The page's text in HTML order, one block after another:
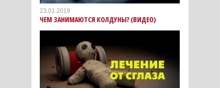
23.01.2019
ЧЕМ ЗАНИМАЮТСЯ КОЛДУНЫ? (ВИДЕО)